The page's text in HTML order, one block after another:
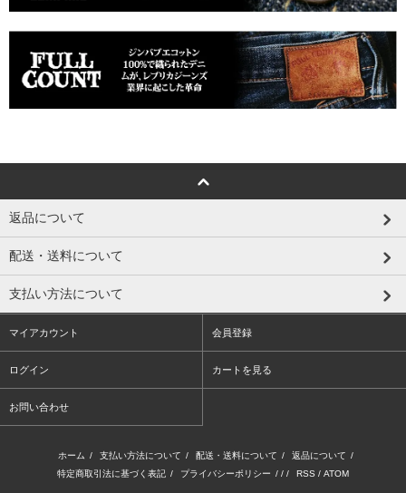
返品について
配送・送料について
支払い方法について
マイアカウント 会員登録
ログイン カートを見る
お問い合わせ
ホーム / 支払い方法について / 配送・送料について / 返品について /
特定商取引法に基づく表記 / プライバシーポリシー / / / RSS / ATOM